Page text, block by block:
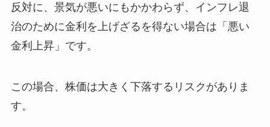
反対に、景気が悪いにもかかわらず、インフレ退
治のために金利を上げざるを得ない場合は「悪い
金利上昇」です。
この場合、株価は大きく下落するリスクがありま
す。